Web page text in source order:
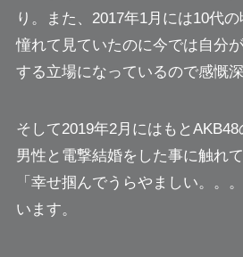
り。また、2017年1月には10代
憧れて見ていたのに今では自分
する立場になっているので感慨
そして2019年2月にはもと
男性と電撃結婚をした事に触れ
「幸せ掴んでうらやましい。。。
います。